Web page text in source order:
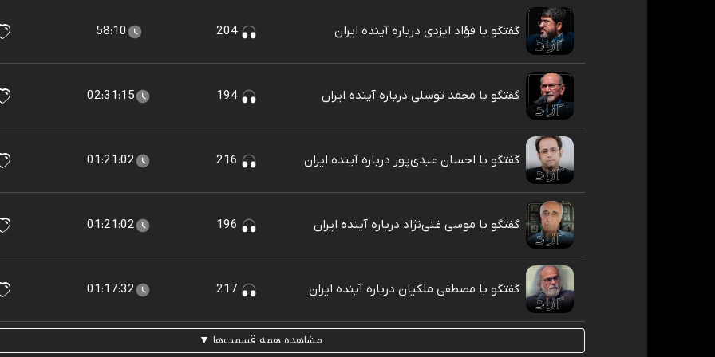
گفتگو با فؤاد ایزدی درباره آینده ایران 204
58:10
گفتگو با محمد توسلی درباره آینده ایران 194
02:31:15
گفتگو با احسان عبدی‌پور درباره آینده ایران 01:21:02
گفتگو با موسی غنی‌نژاد درباره آینده ایران 01:21:02
گفتگو با مصطفی ملکیان درباره آینده ایران 01:17:32
مشاهده همه قسمت‌ها ▼